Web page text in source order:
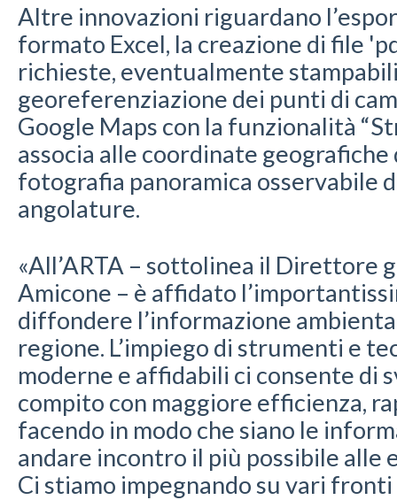
Altre innovazioni riguardano
formato Excel, la creazione di file
richieste, eventualmente
georeferenziazione dei punti di
Google Maps con la funzionalità
associa alle coordinate geografiche
fotografia panoramica osservabile
angolature.
«All’ARTA – sottolinea il Direttore
Amicone – è affidato
diffondere l’informazione
regione. L’impiego di strumenti e
moderne e affidabili ci consente di
compito con maggiore efficienza,
facendo in modo che siano le
andare incontro il più possibile alle
Ci stiamo impegnando su vari